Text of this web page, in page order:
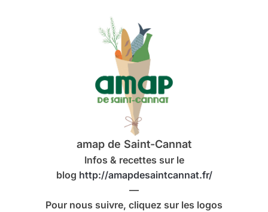
amap de Saint-Cannat
Infos & recettes sur le
blog http://amapdesaintcannat.fr/
—
Pour nous suivre, cliquez sur les logos